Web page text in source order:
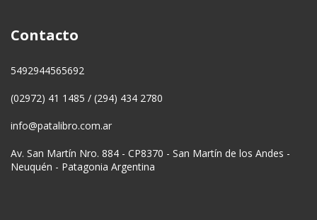
Contacto
5492944565692
(02972) 41 1485 / (294) 434 2780
info@patalibro.com.ar
Av. San Martín Nro. 884 - CP8370 - San Martín de los Andes -
Neuquén - Patagonia Argentina